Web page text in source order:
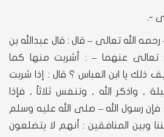
-.
الله تعالى – قال : قال عبدالله بن
تعالى عنهما – : أشربت منها كما
ذلك يا ابن العباس ؟ قال : إذا شربت
, واذكر الله , وتنفس ثلاثاً , فإذا
فإن رسول الله – صلى الله عليه وسلم
وبين المنافقين : أنهم لا يتضلعون